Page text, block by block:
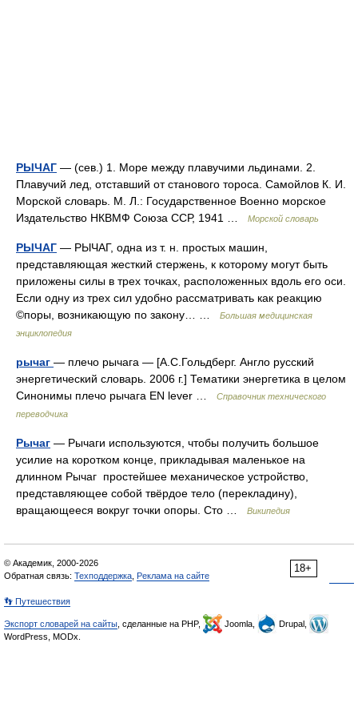
РЫЧАГ — (сев.) 1. Море между плавучими льдинами. 2.
Плавучий лед, отставший от станового тороса. Самойлов К. И.
Морской словарь. М. Л.: Государственное Военно морское
Издательство НКВМФ Союза ССР, 1941 …
Морской словарь
РЫЧАГ — РЫЧАГ, одна из т. н. простых машин,
представляющая жесткий стержень, к которому могут быть
приложены силы в трех точках, расположенных вдоль его оси.
Если одну из трех сил удобно рассматривать как реакцию
©поры, возникающую по закону… …
Большая медицинская
энциклопедия
рычаг — плечо рычага — [А.С.Гольдберг. Англо русский
энергетический словарь. 2006 г.] Тематики энергетика в целом
Синонимы плечо рычага EN lever …
Справочник технического
переводчика
Рычаг — Рычаги используются, чтобы получить большое
усилие на коротком конце, прикладывая маленькое на
длинном Рычаг простейшее механическое устройство,
представляющее собой твёрдое тело (перекладину),
вращающееся вокруг точки опоры. Сто …
Википедия
18+
© Академик, 2000-2026
Обратная связь: Техподдержка Реклама на сайте
👣 Путешествия
Экспорт словарей на сайты , сделанные на PHP, Joomla,
Drupal,
WordPress, MODx.